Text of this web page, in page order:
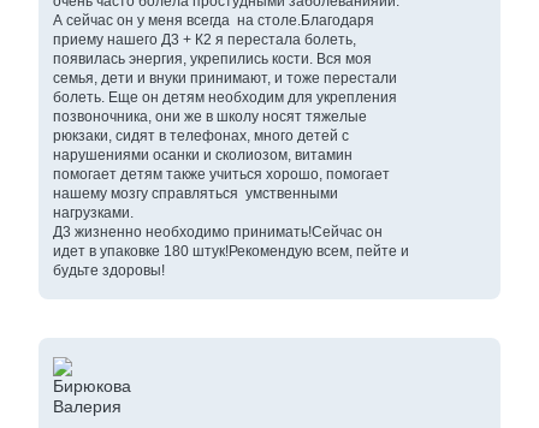
А сейчас он у меня всегда на столе.Благодаря
приему нашего Д3 + К2 я перестала болеть,
появилась энергия, укрепились кости. Вся моя
семья, дети и внуки принимают, и тоже перестали
болеть. Еще он детям необходим для укрепления
позвоночника, они же в школу носят тяжелые
рюкзаки, сидят в телефонах, много детей с
нарушениями осанки и сколиозом, витамин
помогает детям также учиться хорошо, помогает
нашему мозгу справляться умственными
нагрузками.
Д3 жизненно необходимо принимать!Сейчас он
идет в упаковке 180 штук!Рекомендую всем, пейте и
будьте здоровы!